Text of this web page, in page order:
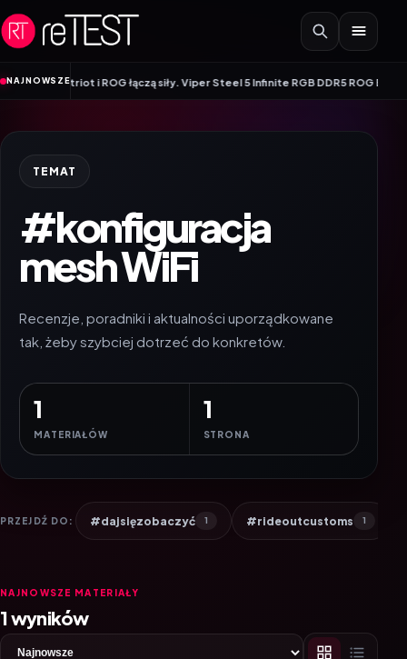
Przejdź do treści
NAJNOWSZE
•Patriot i ROG łączą siły. Viper Steel 5 Infinite RGB DDR5 ROG Edition
TEMAT
#konfiguracja
mesh WiFi
Recenzje, poradniki i aktualności uporządkowane
tak, żeby szybciej dotrzeć do konkretów.
1
MATERIAŁÓW
1
STRONA
PRZEJDŹ DO: #dajsięzobaczyć 1 #rideoutcustoms 1
NAJNOWSZE MATERIAŁY
1 wyników